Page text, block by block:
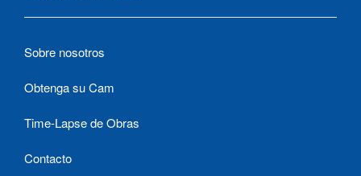
Sobre nosotros
Obtenga su Cam
Time-Lapse de Obras
Contacto